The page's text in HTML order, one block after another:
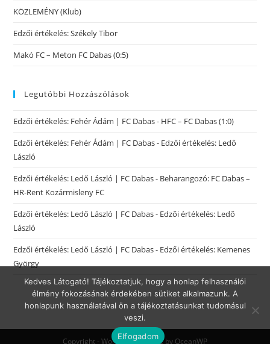
KÖZLEMÉNY (Klub)
Edzői értékelés: Székely Tibor
Makó FC – Meton FC Dabas (0:5)
Legutóbbi Hozzászólások
Edzői értékelés: Fehér Ádám | FC Dabas- HFC – FC Dabas (1:0)
Edzői értékelés: Fehér Ádám | FC Dabas- Edzői értékelés: Ledő
László
Edzői értékelés: Ledő László | FC Dabas- Beharangozó: FC Dabas –
HR-Rent Kozármisleny FC
Edzői értékelés: Ledő László | FC Dabas- Edzői értékelés: Ledő
László
Edzői értékelés: Ledő László | FC Dabas- Edzői értékelés: Kemenes
György
Copyright - WordPress Theme by OceanWP
Kedves Látogató! Tájékoztatjuk, hogy a honlap felhasználói
élmény fokozásának érdekében sütiket alkalmazunk. A
honlapunk használatával ön a tájékoztatásunkat tudomásul
veszi.
Elfogadom